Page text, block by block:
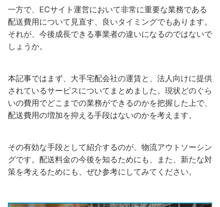
一方で、ECサイト運営において非常に重要な業務である
配送費用について見直す、良いタイミングでもあります。
それが、今後成長できる事業者の違いになるのではないで
しょうか。
本記事ではまず、大手宅配会社の運賃と、法人向けに提供
されているサービスについてまとめました。現状どのぐら
いの費用でどこまでの業務ができるのかを把握した上で、
配送費用の増加を抑える手段はないのかを考えます。
その有効な手段として紹介するのが、物流アウトソーシン
グです。配送料金の今後を知るためにも、また、新たな対
策を考えるためにも、ぜひ参考にしてみてください。